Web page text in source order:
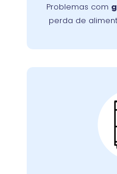
Problemas com
perda de
Nossa equipe